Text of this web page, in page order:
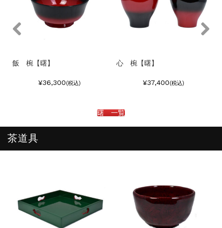
飯 椀【曙】
¥36,300(税込)
心 椀【曙】
¥37,400(税込)
曙 一覧
茶道具